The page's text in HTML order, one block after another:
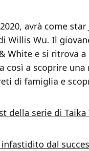
avrà come star
Willis Wu. Il
White e si ritrova a
così a scoprire
di famiglia e
della serie di
dal